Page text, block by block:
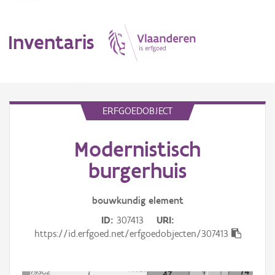
Inventaris
ERFGOEDOBJECT
Modernistisch
burgerhuis
bouwkundig element
ID 307413
URI
https://id.erfgoed.net/erfgoedobjecten/307413